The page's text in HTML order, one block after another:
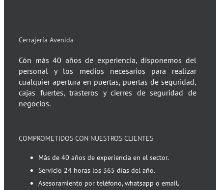
Cerrajería Avenida
Cón más 40 años de experiencia, disponemos del
personal y los medios necesarios para realizar
cualquier apertura en puertas, puertas de seguridad,
cajas fuertes, trasteros y cierres de seguridad de
negocios.
COMPROMETIDOS CON NUESTROS CLIENTES
Más de 40 años de experiencia en el sector.
Servicio 24 horas los 365 días del año.
Asesoramiento por teléfono, whatsapp o email.